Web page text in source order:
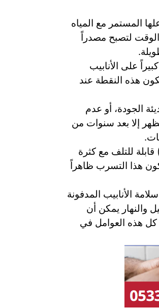
المستمر مع المياه
الوقت لتصبح مصدراً
على الأنابيب
هذه النقطة عند
الجودة، أو عدم
إلا بعد سنوات من
للتلف مع كثرة
هذا التسرب ظاهراً
الأنابيب المدفونة
والنهار يمكن أن
هذه العوامل في